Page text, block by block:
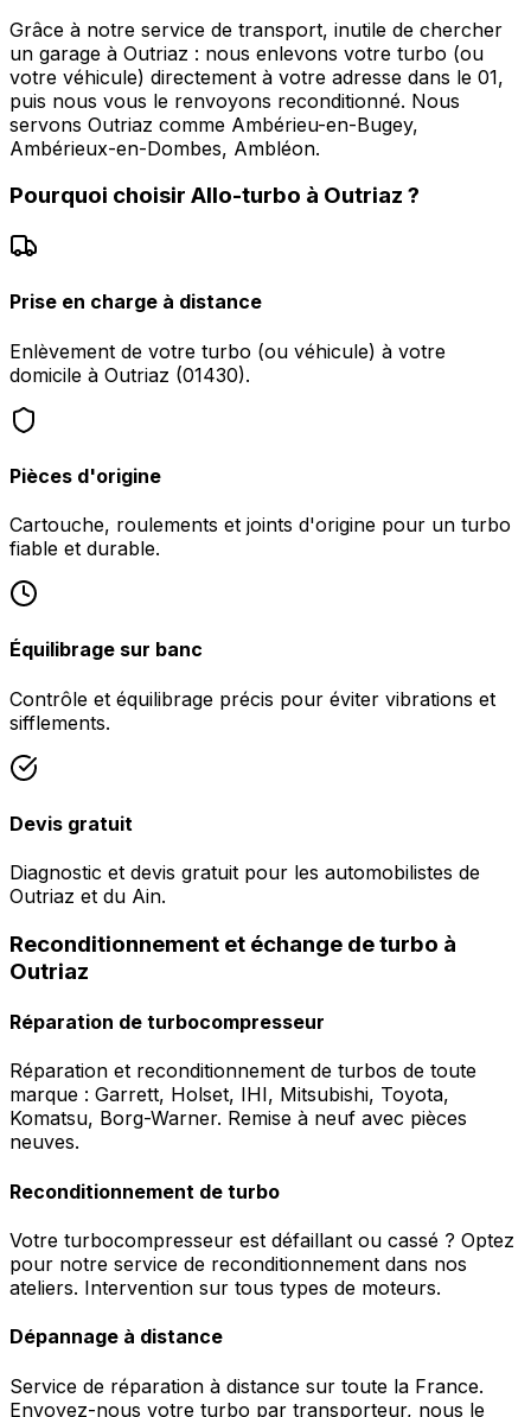
Grâce à notre service de transport, inutile de chercher
un garage à Outriaz : nous enlevons votre turbo (ou
votre véhicule) directement à votre adresse dans le 01,
puis nous vous le renvoyons reconditionné. Nous
servons Outriaz comme Ambérieu-en-Bugey,
Ambérieux-en-Dombes, Ambléon.
Pourquoi choisir Allo-turbo à Outriaz ?
Prise en charge à distance
Enlèvement de votre turbo (ou véhicule) à votre
domicile à Outriaz (01430).
Pièces d'origine
Cartouche, roulements et joints d'origine pour un turbo
fiable et durable.
Équilibrage sur banc
Contrôle et équilibrage précis pour éviter vibrations et
sifflements.
Devis gratuit
Diagnostic et devis gratuit pour les automobilistes de
Outriaz et du Ain.
Reconditionnement et échange de turbo à
Outriaz
Réparation de turbocompresseur
Réparation et reconditionnement de turbos de toute
marque : Garrett, Holset, IHI, Mitsubishi, Toyota,
Komatsu, Borg-Warner. Remise à neuf avec pièces
neuves.
Reconditionnement de turbo
Votre turbocompresseur est défaillant ou cassé ? Optez
pour notre service de reconditionnement dans nos
ateliers. Intervention sur tous types de moteurs.
Dépannage à distance
Service de réparation à distance sur toute la France.
Envoyez-nous votre turbo par transporteur, nous le